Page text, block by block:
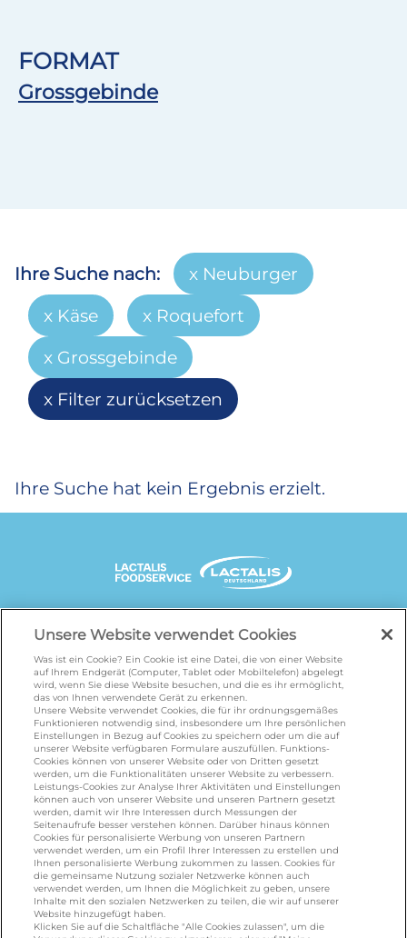
FORMAT
Grossgebinde
Ihre Suche nach:
Neuburger
Käse
Roquefort
Grossgebinde
Filter zurücksetzen
Ihre Suche hat kein Ergebnis erzielt.
UNSERE MARKENSEITEN
galbani.de/leerdammer.de/president.de
salakis.de/frankenland.com/
omiramilch.de/minusl.de
KONTAKT
foodservice.info@de.lactalis.com
Lactalis Deutschland GmbH - Tel: +49 (0)751
887 366 /lactalis.de
Omira Bodenseemilch GmbH - Tel: +49
Unsere Website verwendet Cookies
Was ist ein Cookie? Ein Cookie ist eine Datei, die von einer Website
auf Ihrem Endgerät (Computer, Tablet oder Mobiltelefon) abgelegt
wird, wenn Sie diese Website besuchen, und die es ihr ermöglicht,
das von Ihnen verwendete Gerät zu erkennen.
Unsere Website verwendet Cookies, die für ihr ordnungsgemäßes
Funktionieren notwendig sind, insbesondere um Ihre persönlichen
Einstellungen in Bezug auf Cookies zu speichern oder um die auf
unserer Website verfügbaren Formulare auszufüllen. Funktions-
Cookies können von unserer Website oder von Dritten gesetzt
werden, um die Funktionalitäten unserer Website zu verbessern.
Leistungs-Cookies zur Analyse Ihrer Aktivitäten und Einstellungen
können auch von unserer Website und unseren Partnern gesetzt
werden, damit wir Ihre Interessen durch Messungen der
Seitenaufrufe besser verstehen können. Darüber hinaus können
Cookies für personalisierte Werbung von unseren Partnern
verwendet werden, um ein Profil Ihrer Interessen zu erstellen und
Ihnen personalisierte Werbung zukommen zu lassen. Cookies für
die gemeinsame Nutzung sozialer Netzwerke können auch
verwendet werden, um Ihnen die Möglichkeit zu geben, unsere
Inhalte mit den sozialen Netzwerken zu teilen, die wir auf unserer
Website hinzugefügt haben.
Klicken Sie auf die Schaltfläche "Alle Cookies zulassen", um die